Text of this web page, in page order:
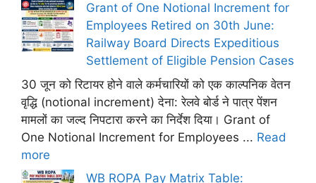
Grant of One Notional Increment for
Employees Retired on 30th June:
Railway Board Directs Expeditious
Settlement of Eligible Pension Cases
30 जून को रिटायर होने वाले कर्मचारियों को एक काल्पनिक वेतन
वृद्धि (notional increment) देना: रेलवे बोर्ड ने पात्र पेंशन
मामलों का जल्द निपटारा करने का निर्देश दिया। Grant of
One Notional Increment for Employees ... Read
more
WB ROPA Pay Matrix Table: